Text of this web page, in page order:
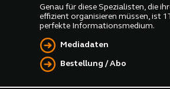
Genau für diese Spezialisten, die
effizient organisieren müssen, ist
perfekte Informationsmedium.
Mediadaten
Bestellung / Abo